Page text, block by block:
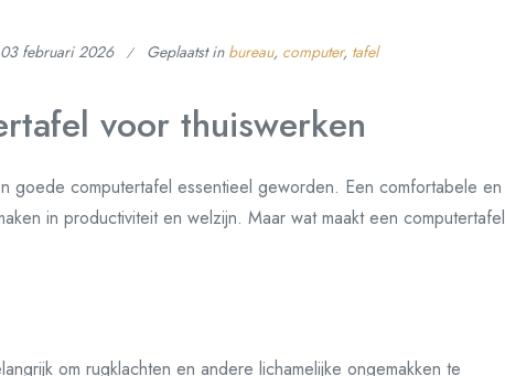
03 februari 2026 Geplaatst in bureau, computer, tafel
voor thuiswerken
goede computertafel essentieel geworden. Een comfortabele en
in productiviteit en welzijn. Maar wat maakt een computertafel
om rugklachten en andere lichamelijke ongemakken te